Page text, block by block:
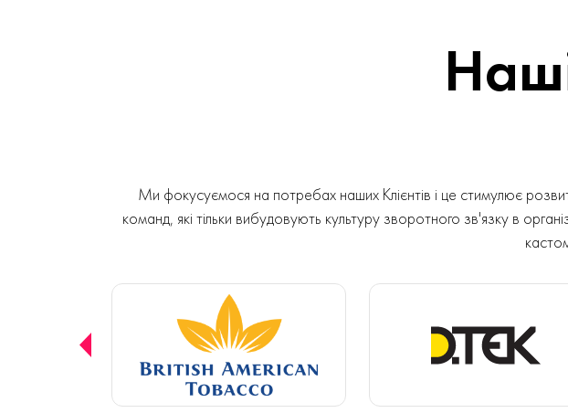
Ми фокусуємося на потребах наших Клієнтів і це стимулює
команд, які тільки вибудовують культуру зворотного зв'язку в